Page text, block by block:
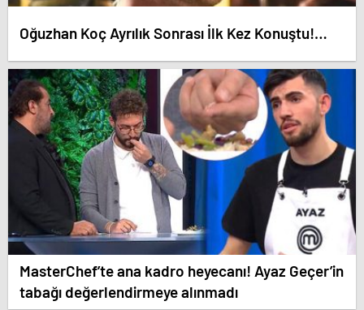
Oğuzhan Koç Ayrılık Sonrası İlk Kez Konuştu!…
MasterChef’te ana kadro heyecanı! Ayaz Geçer’in
tabağı değerlendirmeye alınmadı